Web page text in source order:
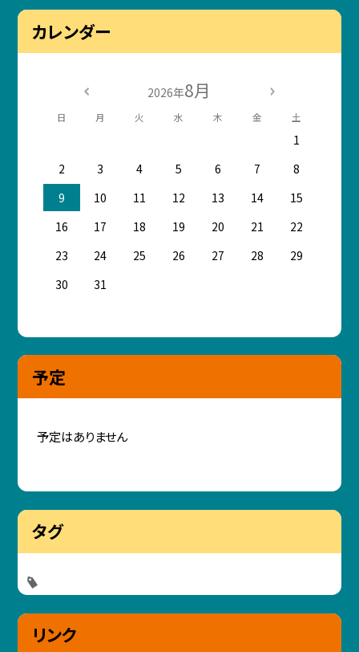
カレンダー
2026年8月
日 月 火 水 木 金 土
1
2
3 4 5 6 7
8
9
10 11 12 13 14
15
16
17 18 19 20 21
22
23
24 25 26 27 28
29
30
31
予定
予定はありません
タグ
リンク